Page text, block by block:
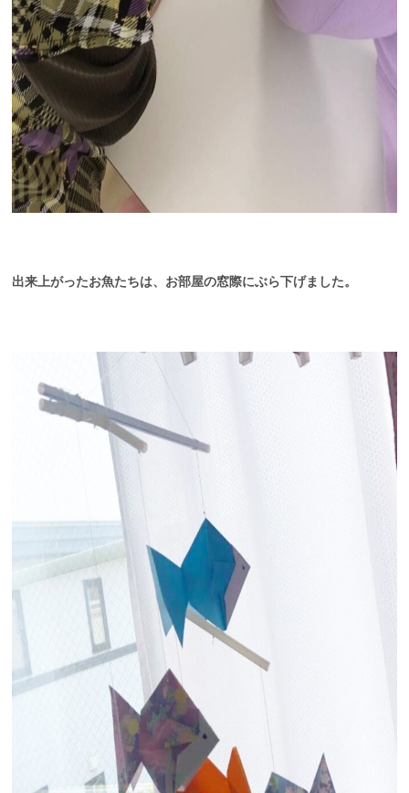
出来上がったお魚たちは、お部屋の窓際にぶら下げました。